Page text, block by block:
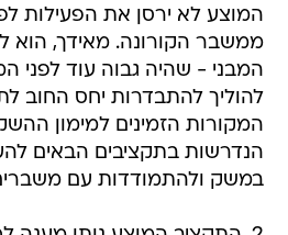
המוצע לא ירסן את הפעילות
ממשבר הקורונה. מאידך, הוא
המבני - שהיה גבוה עוד
להוליך להתבדרות יחס החוב
המקורות הזמינים למימון
הנדרשות בתקציבים הבאים
במשק ולהתמודדות עם